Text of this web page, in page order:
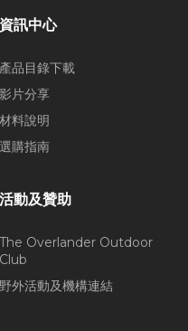
資訊中心
產品目錄下載
影片分享
材料說明
選購指南
活動及贊助
The Overlander Outdoor
Club
野外活動及機構連結